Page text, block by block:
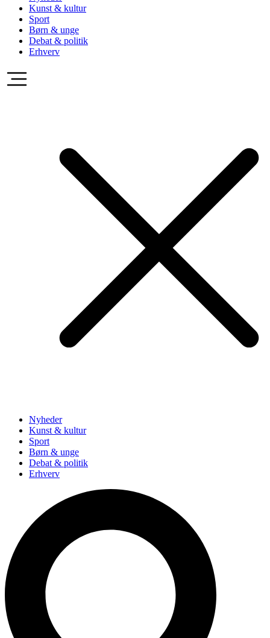
Kunst & kultur
Sport
Børn & unge
Debat & politik
Erhverv
Nyheder
Kunst & kultur
Sport
Børn & unge
Debat & politik
Erhverv